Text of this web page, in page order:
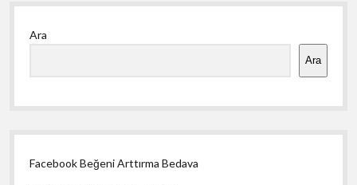
Yan
Menü
Ara
Ara
Facebook Beğeni Arttırma Bedava